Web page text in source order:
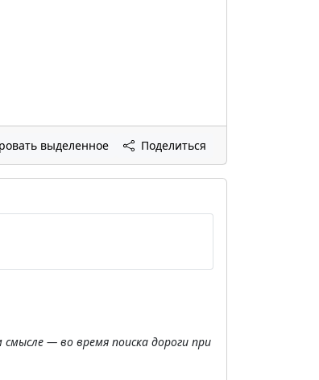
выделенное Поделиться
— во время поиска дороги при